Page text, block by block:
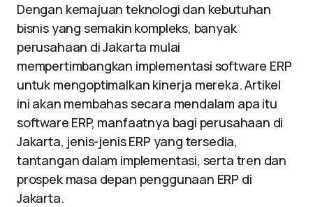
Dengan kemajuan teknologi dan kebutuhan
bisnis yang semakin kompleks, banyak
perusahaan di Jakarta mulai
mempertimbangkan implementasi software ERP
untuk mengoptimalkan kinerja mereka. Artikel
ini akan membahas secara mendalam apa itu
software ERP, manfaatnya bagi perusahaan di
Jakarta, jenis-jenis ERP yang tersedia,
tantangan dalam implementasi, serta tren dan
prospek masa depan penggunaan ERP di
Jakarta.